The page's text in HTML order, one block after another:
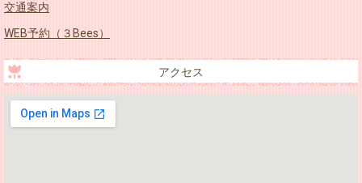
交通案内
WEB予約（３Bees）
アクセス